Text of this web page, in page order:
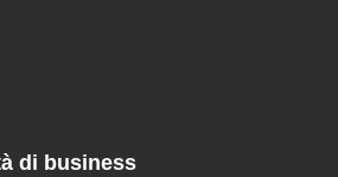
di business